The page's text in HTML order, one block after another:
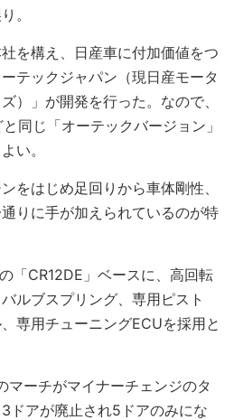
。
を構え、日産車に付加価値をつ
テックジャパン（現日産モータ
）」が開発を行った。なので、
同じ「オーテックバージョン」
い。
をはじめ足回りから車体剛性、
りに手が加えられているのが特
「CR12DE」ベースに、高回転
ルブスプリング、専用ピスト
専用チューニングECUを採用と
ーチがマイナーチェンジのタ
ドアが廃止され5ドアのみにな